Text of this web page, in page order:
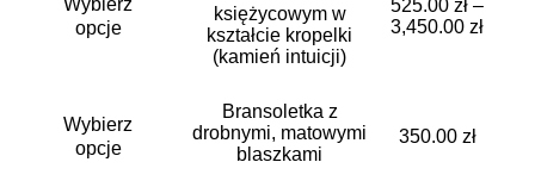
Wybierz
opcje
produkt
wariantów.
wybrać
księżycowym w
kształcie kropelki
(kamień intuicji)
525.00 zł –
3,450.00 zł
Wybierz
opcje
produkt
Bransoletka z
drobnymi, matowymi
blaszkami
350.00 zł